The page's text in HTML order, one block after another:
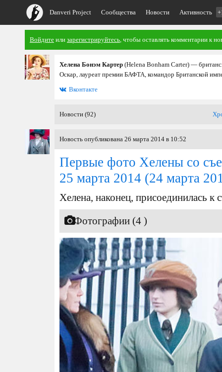
Danveri Project Сообщества Новости Активность
Войдите или зарегистрируйтесь, чтобы оставлять комментарии к
Хелена Бонэм Картер (Helena Bonham Carter) —
Оскар, лауреат премии БАФТА, командор Британской
Вконтакте
Новости (92)
Новость опубликована 26 марта 2014 в 10:52
Первые фото Хелены со
25 марта 2014 (24 марта
Хелена, наконец, присоединилась
Фотографии (4 )